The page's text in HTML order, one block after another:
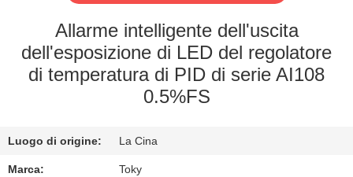
CIRCA
NOI
FABBRICA
Allarme intelligente dell'uscita
dell'esposizione di LED del regolatore
di temperatura di PID di serie AI108
0.5%FS
Luogo di origine: La Cina
Marca: Toky